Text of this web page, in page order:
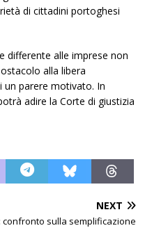
di cittadini portoghesi
differente alle imprese non
alla libera
un parere motivato. In
adire la Corte di giustizia
NEXT
confronto sulla semplificazione